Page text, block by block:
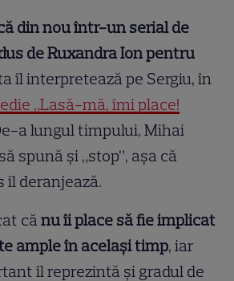
din nou într-un serial de
de Ruxandra Ion pentru
îl interpretează pe Sergiu, în
„Lasă-mă, îmi place!
a lungul timpului, Mihai
spună și „stop”, așa că
îl deranjează.
cănu îi place să fie implicat
ample în același timp, iar
îl reprezintă și gradul de